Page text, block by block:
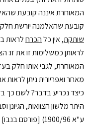
המאוחרת איננה קובעת
קובעת שהאלמנה יורשת חלק
שותקת, אין כלהכרחלראות
לראותן כמשלימות זו את
המאוחרת, לגבי אותו חלק
מאחר ואפריורית ניתן לראות
כיצד נכריע בדבר? לשם כך
היתר מלשון הצוואות, הגיונן
ע"א 1900/96)